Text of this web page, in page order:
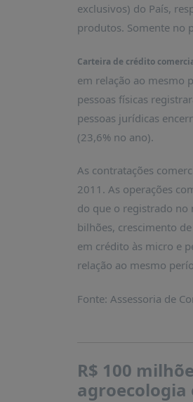
exclusivos) do País,
produtos. Somente no
Carteira de crédito
em relação ao mesmo
pessoas físicas
pessoas jurídicas
(23,6% no ano).
As contratações
2011. As operações
do que o registrado no
bilhões, crescimento
em crédito às micro e
relação ao mesmo
Fonte: Assessoria de
R$ 100